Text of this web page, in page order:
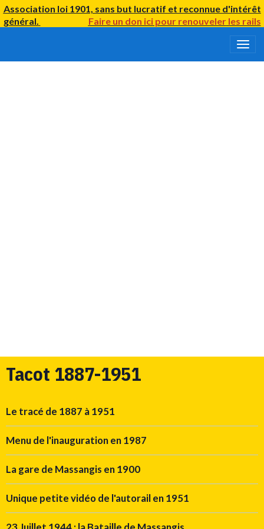
Association loi 1901, sans but lucratif et reconnue d'intérêt
général.
Faire un don icipour renouvelerles rails
Tacot 1887-1951
Le tracé de 1887 à 1951
Menu de l'inauguration en 1987
La gare de Massangis en 1900
Unique petite vidéo de l'autorail en 1951